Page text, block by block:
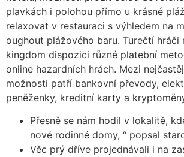
plavkách i polohou přímo u krásné
relaxovat v restauraci s výhledem na
oughout plážového baru. Turečtí hráči
kingdom dispozici různé platební
online hazardních hrách. Mezi
možnosti patří bankovní převody,
peněženky, kreditní karty a
Přesně se nám hodil v lokalitě,
nové rodinné domy, “ popsal
Věc prý dříve projednávali i na